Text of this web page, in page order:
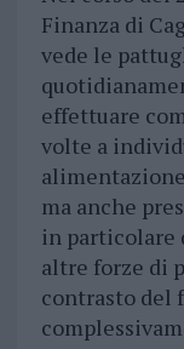
Finanza di
vede le
effettuare
volte a
ma anche
in particolare
altre forze di
contrasto del